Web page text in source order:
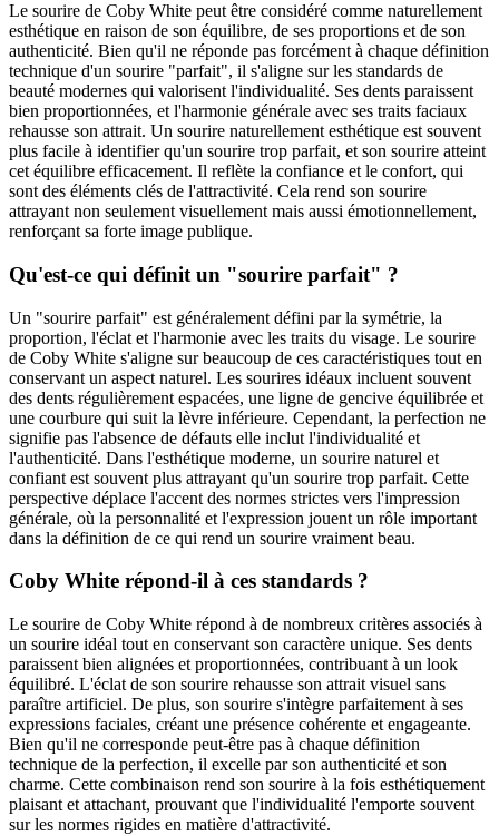
Le sourire de Coby White peut être considéré comme naturellement
esthétique en raison de son équilibre, de ses proportions et de son
authenticité. Bien qu'il ne réponde pas forcément à chaque définition
technique d'un sourire "parfait", il s'aligne sur les standards de
beauté modernes qui valorisent l'individualité. Ses dents paraissent
bien proportionnées, et l'harmonie générale avec ses traits faciaux
rehausse son attrait. Un sourire naturellement esthétique est souvent
plus facile à identifier qu'un sourire trop parfait, et son sourire atteint
cet équilibre efficacement. Il reflète la confiance et le confort, qui
sont des éléments clés de l'attractivité. Cela rend son sourire
attrayant non seulement visuellement mais aussi émotionnellement,
renforçant sa forte image publique.
Qu'est-ce qui définit un "sourire parfait" ?
Un "sourire parfait" est généralement défini par la symétrie, la
proportion, l'éclat et l'harmonie avec les traits du visage. Le sourire
de Coby White s'aligne sur beaucoup de ces caractéristiques tout en
conservant un aspect naturel. Les sourires idéaux incluent souvent
des dents régulièrement espacées, une ligne de gencive équilibrée et
une courbure qui suit la lèvre inférieure. Cependant, la perfection ne
signifie pas l'absence de défauts elle inclut l'individualité et
l'authenticité. Dans l'esthétique moderne, un sourire naturel et
confiant est souvent plus attrayant qu'un sourire trop parfait. Cette
perspective déplace l'accent des normes strictes vers l'impression
générale, où la personnalité et l'expression jouent un rôle important
dans la définition de ce qui rend un sourire vraiment beau.
Coby White répond-il à ces standards ?
Le sourire de Coby White répond à de nombreux critères associés à
un sourire idéal tout en conservant son caractère unique. Ses dents
paraissent bien alignées et proportionnées, contribuant à un look
équilibré. L'éclat de son sourire rehausse son attrait visuel sans
paraître artificiel. De plus, son sourire s'intègre parfaitement à ses
expressions faciales, créant une présence cohérente et engageante.
Bien qu'il ne corresponde peut-être pas à chaque définition
technique de la perfection, il excelle par son authenticité et son
charme. Cette combinaison rend son sourire à la fois esthétiquement
plaisant et attachant, prouvant que l'individualité l'emporte souvent
sur les normes rigides en matière d'attractivité.